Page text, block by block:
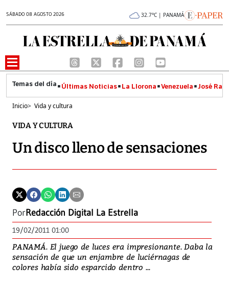
SÁBADO 08 AGOSTO 2026 32.7°C | PANAMÁ
Últimas Noticias La Llorona Venezuela José
Inicio> Vida y cultura
VIDA Y CULTURA
Un disco lleno de sensaciones
PorRedacción Digital La Estrella
19/02/2011 01:00
PANAMÁ. El juego de luces era impresionante. Daba la
sensación de que un enjambre de luciérnagas de
colores había sido esparcido dentro ...